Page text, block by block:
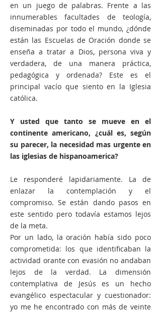
en un juego de palabras. Frente a las
innumerables facultades de teología,
diseminadas por todo el mundo, ¿dónde
están las Escuelas de Oración donde se
enseña a tratar a Dios, persona viva y
verdadera, de una manera práctica,
pedagógica y ordenada? Este es el
principal vacío que siento en la Iglesia
católica.
Y usted que tanto se mueve en el
continente americano, ¿cuál es, según
su parecer, la necesidad mas urgente en
las iglesias de hispanoamerica?
Le responderé lapidariamente. La de
enlazar la contemplación y el
compromiso. Se están dando pasos en
este sentido pero todavía estamos lejos
de la meta.
Por un lado, la oración había sido poco
comprometida: los que identificaban la
actividad orante con evasión no andaban
lejos de la verdad. La dimensión
contemplativa de Jesús es un hecho
evangélico espectacular y cuestionador:
yo me he encontrado con más de veinte